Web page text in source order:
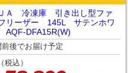
Ａ 冷凍庫 引き出し型ファ
リーザー 145L サテンホワ
DFA15R(W)
前後でお届け予定
（税込）